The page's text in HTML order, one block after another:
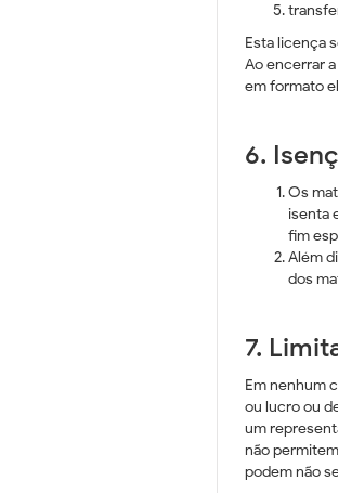
Esta licença
Ao encerrar
em formato
6.
Os
isenta
fim
Além
dos
7.
Em nenhum
ou lucro ou
um
não
podem não